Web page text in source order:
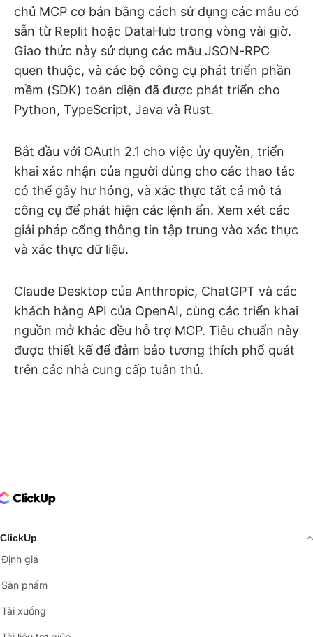
chủ MCP cơ bản bằng cách sử dụng các mẫu có
sẵn từ Replit hoặc DataHub trong vòng vài giờ.
Giao thức này sử dụng các mẫu JSON-RPC
quen thuộc, và các bộ công cụ phát triển phần
mềm (SDK) toàn diện đã được phát triển cho
Python, TypeScript, Java và Rust.
Bắt đầu với OAuth 2.1 cho việc ủy quyền, triển
khai xác nhận của người dùng cho các thao tác
có thể gây hư hỏng, và xác thực tất cả mô tả
công cụ để phát hiện các lệnh ẩn. Xem xét các
giải pháp cổng thông tin tập trung vào xác thực
và xác thực dữ liệu.
Claude Desktop của Anthropic, ChatGPT và các
khách hàng API của OpenAI, cùng các triển khai
nguồn mở khác đều hỗ trợ MCP. Tiêu chuẩn này
được thiết kế để đảm bảo tương thích phổ quát
trên các nhà cung cấp tuân thủ.
Logo
ClickUp
Định giá
Sản phẩm
Tải xuống